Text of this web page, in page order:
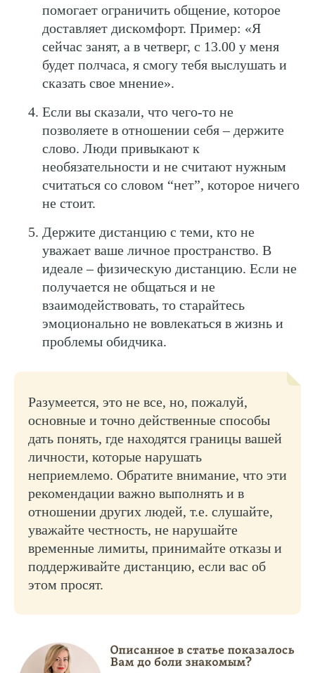
помогает ограничить общение, которое
доставляет дискомфорт. Пример: «Я
сейчас занят, а в четверг, с 13.00 у меня
будет полчаса, я смогу тебя выслушать и
сказать свое мнение».
Если вы сказали, что чего-то не
позволяете в отношении себя – держите
слово. Люди привыкают к
необязательности и не считают нужным
считаться со словом “нет”, которое ничего
не стоит.
Держите дистанцию с теми, кто не
уважает ваше личное пространство. В
идеале – физическую дистанцию. Если не
получается не общаться и не
взаимодействовать, то старайтесь
эмоционально не вовлекаться в жизнь и
проблемы обидчика.
Разумеется, это не все, но, пожалуй,
основные и точно действенные способы
дать понять, где находятся границы вашей
личности, которые нарушать
неприемлемо. Обратите внимание, что эти
рекомендации важно выполнять и в
отношении других людей, т.е. слушайте,
уважайте честность, не нарушайте
временные лимиты, принимайте отказы и
поддерживайте дистанцию, если вас об
этом просят.